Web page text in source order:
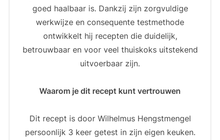
goed haalbaar is. Dankzij zijn zorgvuldige
werkwijze en consequente testmethode
ontwikkelt hij recepten die duidelijk,
betrouwbaar en voor veel thuiskoks uitstekend
uitvoerbaar zijn.
Waarom je dit recept kunt vertrouwen
Dit recept is door Wilhelmus Hengstmengel
persoonlijk 3 keer getest in zijn eigen keuken.